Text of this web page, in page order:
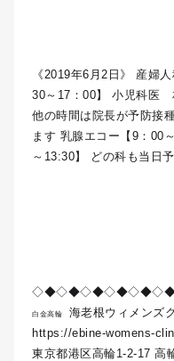
《2019年6月2日》 産婦
30～17：00】 小児科医
他の時間は院長が予防接
ます 乳腺エコー【9：00
～13:30】 どの科も当日
白金高輪
海老根ウィメンズ
https://ebine-womens-
東京都港区高輪1-2-17 高